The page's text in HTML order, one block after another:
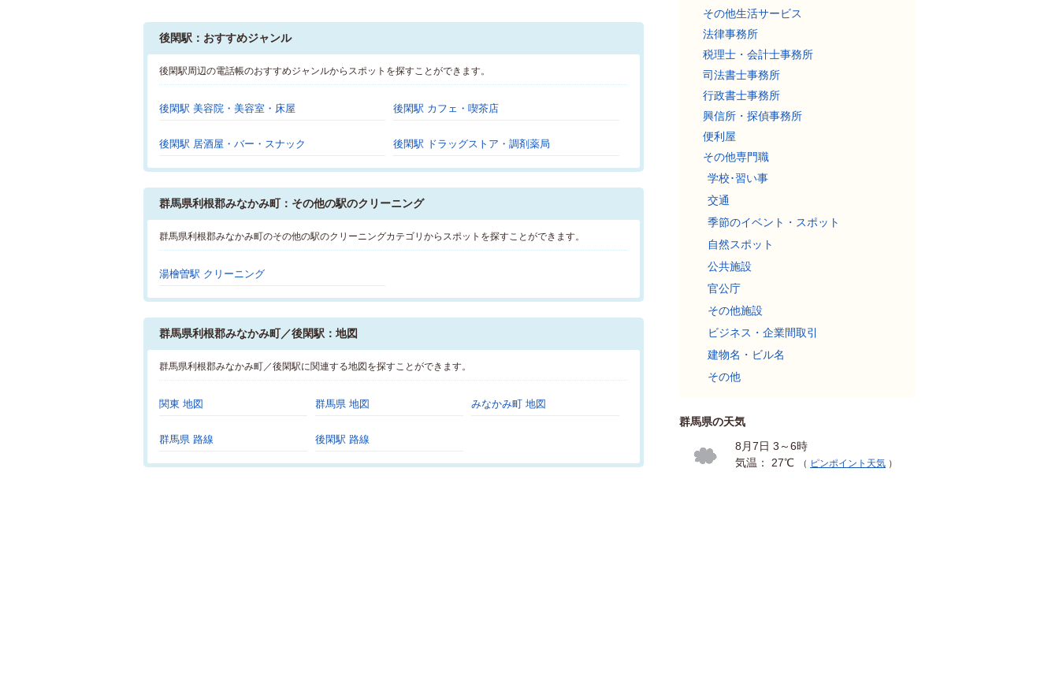
後閑駅：おすすめジャンル
後閑駅周辺の電話帳のおすすめジャンルからスポットを探すことができます。
後閑駅 美容院・美容室・床屋 後閑駅 カフェ・喫茶店
後閑駅 居酒屋・バー・スナック 後閑駅 ドラッグストア・調剤薬局
群馬県利根郡みなかみ町：その他の駅のクリーニング
群馬県利根郡みなかみ町のその他の駅のクリーニングカテゴリからスポットを探すことができます。
湯檜曽駅 クリーニング
群馬県利根郡みなかみ町／後閑駅：地図
群馬県利根郡みなかみ町／後閑駅に関連する地図を探すことができます。
関東 地図 群馬県 地図 みなかみ町 地図
群馬県 路線 後閑駅 路線
その他生活サービス
法律事務所
税理士・会計士事務所
司法書士事務所
行政書士事務所
興信所・探偵事務所
便利屋
その他専門職
学校･習い事
交通
季節のイベント・スポット
自然スポット
公共施設
官公庁
その他施設
ビジネス・企業間取引
建物名・ビル名
その他
群馬県の天気
8月7日 3～6時
気温： 27℃
（ ピンポイント天気 ）